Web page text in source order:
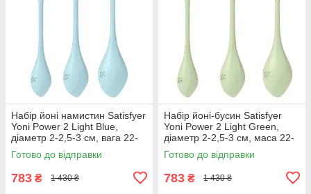
Набір йоні намистин Satisfyer
Yoni Power 2 Light Blue,
діаметр 2-2,5-3 см, вага 22-
44-73 гр Вібратори
мастурбатори секс-шоп
Готово до відправки
783 ₴ 1 430 ₴
Набір йоні-бусин Satisfyer
Yoni Power 2 Light Green,
діаметр 2-2,5-3 см, маса 22-
44-73 г Вібратори
мастурбатори секс-шоп
Готово до відправки
783 ₴ 1 430 ₴